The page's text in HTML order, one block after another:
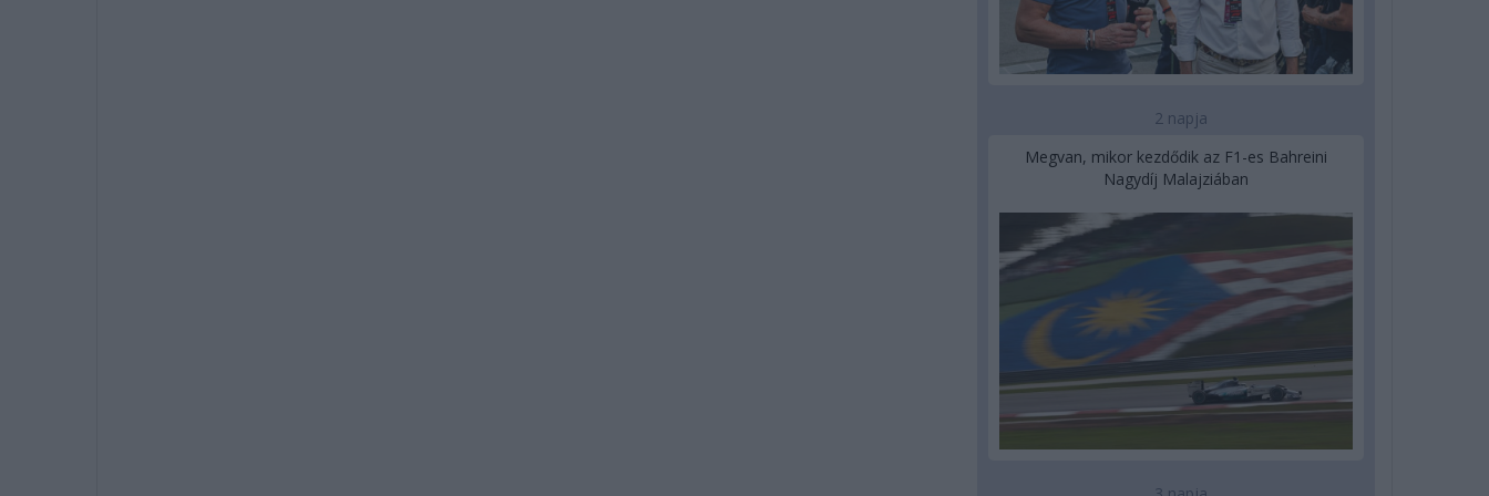
2 napja
Megvan, mikor kezdődik az F1-es Bahreini
Nagydíj Malajziában